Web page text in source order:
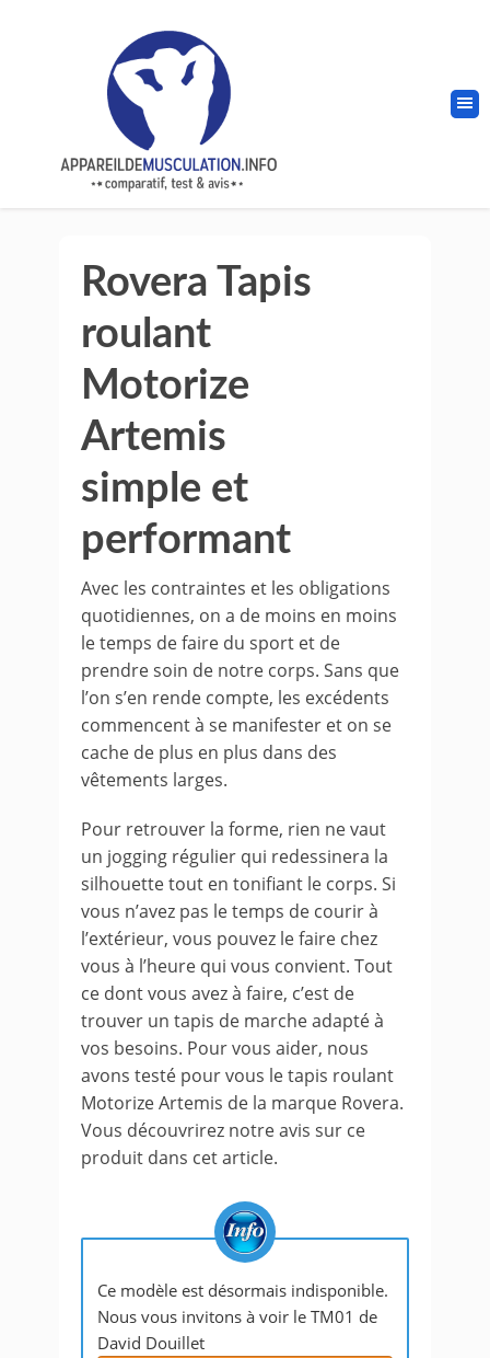
Rovera Tapis
roulant
Motorize
Artemis
simple et
performant
Avec les contraintes et les obligations
quotidiennes, on a de moins en moins
le temps de faire du sport et de
prendre soin de notre corps. Sans que
l’on s’en rende compte, les excédents
commencent à se manifester et on se
cache de plus en plus dans des
vêtements larges.
Pour retrouver la forme, rien ne vaut
un jogging régulier qui redessinera la
silhouette tout en tonifiant le corps. Si
vous n’avez pas le temps de courir à
l’extérieur, vous pouvez le faire chez
vous à l’heure qui vous convient. Tout
ce dont vous avez à faire, c’est de
trouver un tapis de marche adapté à
vos besoins. Pour vous aider, nous
avons testé pour vous le tapis roulant
Motorize Artemis de la marque Rovera.
Vous découvrirez notre avis sur ce
produit dans cet article.
Ce modèle est désormais indisponible.
Nous vous invitons à voir le TM01 de
David Douillet